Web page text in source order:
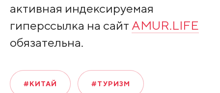
активная индексируемая
гиперссылка на сайт AMUR.LIFE
обязательна.
#КИТАЙ #ТУРИЗМ